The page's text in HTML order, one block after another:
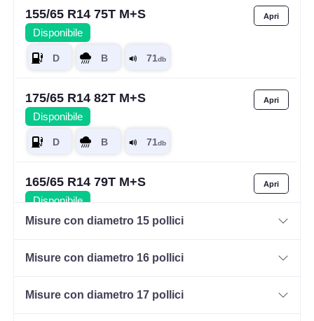
155/65 R14 75T M+S
Disponibile
175/65 R14 82T M+S
Disponibile
165/65 R14 79T M+S
Disponibile
185/60 R14 82H M+S
Misure con diametro 15 pollici
Misure con diametro 16 pollici
Misure con diametro 17 pollici